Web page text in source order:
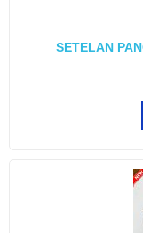
SETELAN